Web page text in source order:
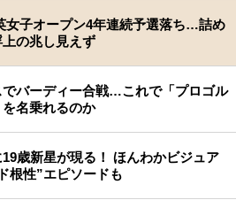
女子オープン4年連続予選落ち…詰め
の兆し見えず
バーディー合戦…これで「プロゴル
名乗れるのか
歳新星が現る！ ほんわかビジュア
根性”エピソードも